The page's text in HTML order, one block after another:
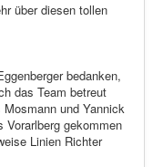
über diesen tollen
bedanken,
das Team betreut
und Yannick
gekommen
Linien Richter